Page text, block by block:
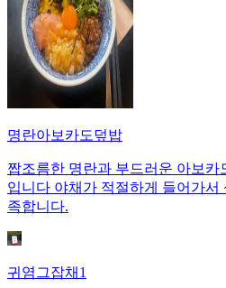
명란아보카도덮밥
짭조름한 명란과 부드러운 아보카
입니다 야채가 적절하게 들어가
족합니다.
귀염그잡채1